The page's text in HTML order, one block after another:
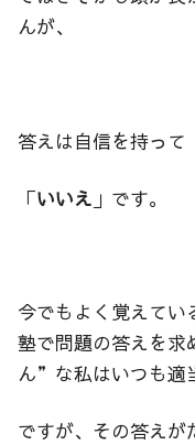
んが、
答えは自信を持って
「いいえ 」です。
今でもよく覚えてい
塾で問題の答えを
ん”な私はいつも適
ですが、その答えが